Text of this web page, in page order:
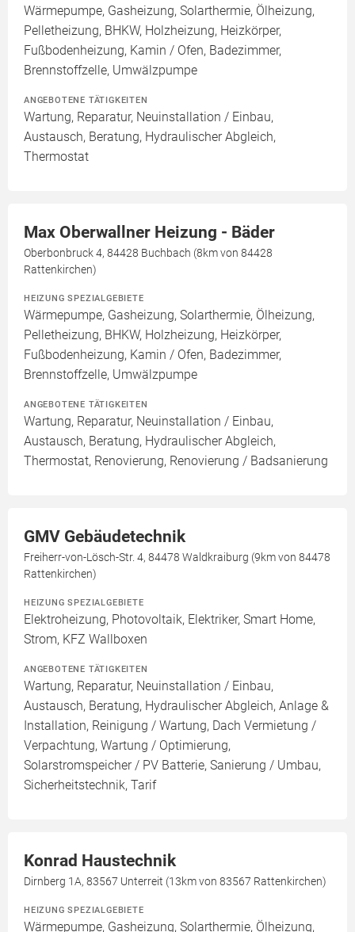
Wärmepumpe, Gasheizung, Solarthermie, Ölheizung,
Pelletheizung, BHKW, Holzheizung, Heizkörper,
Fußbodenheizung, Kamin / Ofen, Badezimmer,
Brennstoffzelle, Umwälzpumpe
ANGEBOTENE TÄTIGKEITEN
Wartung, Reparatur, Neuinstallation / Einbau,
Austausch, Beratung, Hydraulischer Abgleich,
Thermostat
Max Oberwallner Heizung - Bäder
Oberbonbruck 4, 84428 Buchbach (8km von 84428
Rattenkirchen)
HEIZUNG SPEZIALGEBIETE
Wärmepumpe, Gasheizung, Solarthermie, Ölheizung,
Pelletheizung, BHKW, Holzheizung, Heizkörper,
Fußbodenheizung, Kamin / Ofen, Badezimmer,
Brennstoffzelle, Umwälzpumpe
ANGEBOTENE TÄTIGKEITEN
Wartung, Reparatur, Neuinstallation / Einbau,
Austausch, Beratung, Hydraulischer Abgleich,
Thermostat, Renovierung, Renovierung / Badsanierung
GMV Gebäudetechnik
Freiherr-von-Lösch-Str. 4, 84478 Waldkraiburg (9km von 84478
Rattenkirchen)
HEIZUNG SPEZIALGEBIETE
Elektroheizung, Photovoltaik, Elektriker, Smart Home,
Strom, KFZ Wallboxen
ANGEBOTENE TÄTIGKEITEN
Wartung, Reparatur, Neuinstallation / Einbau,
Austausch, Beratung, Hydraulischer Abgleich, Anlage &
Installation, Reinigung / Wartung, Dach Vermietung /
Verpachtung, Wartung / Optimierung,
Solarstromspeicher / PV Batterie, Sanierung / Umbau,
Sicherheitstechnik, Tarif
Konrad Haustechnik
Dirnberg 1A, 83567 Unterreit (13km von 83567 Rattenkirchen)
HEIZUNG SPEZIALGEBIETE
Wärmepumpe, Gasheizung, Solarthermie, Ölheizung,